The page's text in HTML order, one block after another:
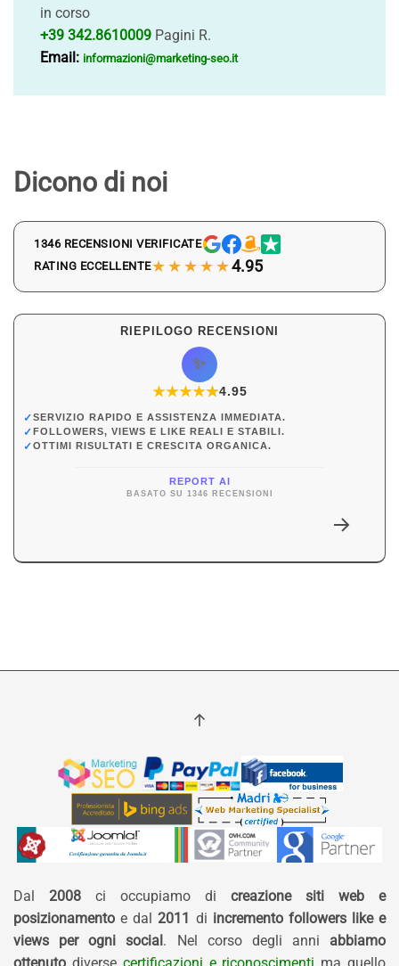
in corso
+39 342.8610009 Pagini R.
Email: informazioni@marketing-seo.it
Dicono di noi
1346 RECENSIONI VERIFICATE
RATING ECCELLENTE★★★★★4.95
RIEPILOGO RECENSIONI
✨
★★★★★
★4.95
✓SERVIZIO RAPIDO E ASSISTENZA IMMEDIATA.
✓ FOLLOWERS, VIEWS E LIKE REALI E STABILI.
✓OTTIMI RISULTATI E CRESCITA ORGANICA.
REPORT AI
BASATO SU 1346 RECENSIONI
Dal 2008 ci occupiamo di creazione siti web e
posizionamento e dal 2011 di incremento followers like e
views per ogni social . Nel corso degli anni abbiamo